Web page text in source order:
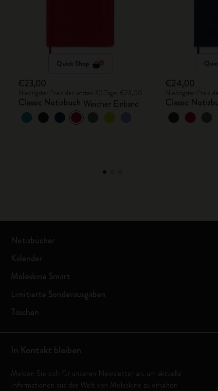
Quick Shop
€23,00
Classic Notizbuch Weicher Einband
€24,00
Classic
Notizbücher
Kalender
Moleskine Smart
Limitierte Sonderausgaben
Taschen
In Kontakt bleiben
Melden Sie sich für unseren Newsletter an, um aktuelle
Informationen aus der Welt von Moleskine zu erhalten